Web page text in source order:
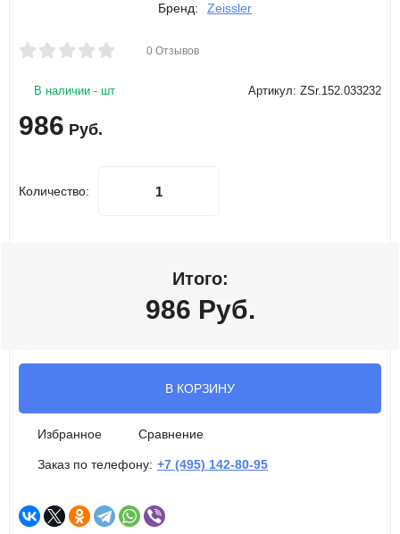
Бренд: Zeissler
0 Отзывов
Артикул: ZSr.152.033232
В наличии - шт
986 Руб.
Количество:
Итого:
986 Руб.
В КОРЗИНУ
Избранное Сравнение
Заказ по телефону: +7 (495) 142-80-95